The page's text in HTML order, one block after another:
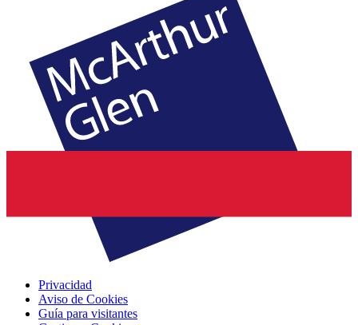
Privacidad
Aviso de Cookies
Guía para visitantes